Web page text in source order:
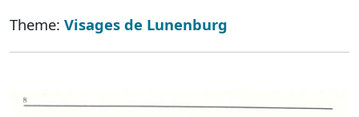
Theme: Visages de Lunenburg